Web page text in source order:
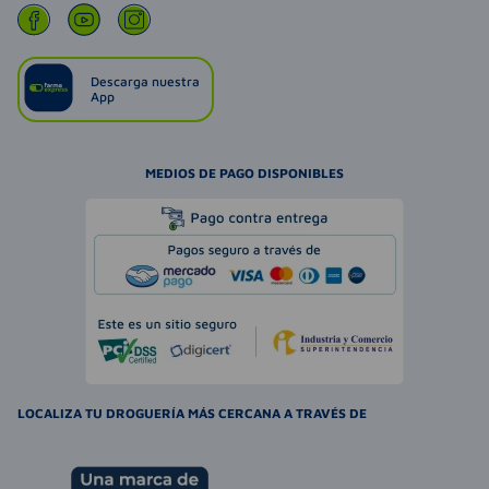
Descarga nuestra
App
MEDIOS DE PAGO DISPONIBLES
LOCALIZA TU DROGUERÍA MÁS CERCANA A TRAVÉS DE